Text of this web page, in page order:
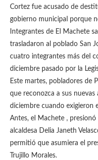
Cortez fue acusado de
gobierno municipal porque
Integrantes de El Machete
trasladaron al poblado San
cuatro integrantes más del
diciembre pasado por la
Este martes, pobladores de
que reconozca a sus
diciembre cuando exigieron
Antes, el Machete ,
alcaldesa Delia Janeth
permitió que asumiera el
Trujillo Morales.